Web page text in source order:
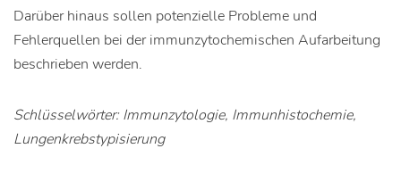
Darüber hinaus sollen potenzielle Probleme und
Fehlerquellen bei der immunzytochemischen Aufarbeitung
beschrieben werden.
Schlüsselwörter: Immunzytologie, Immunhistochemie,
Lungenkrebstypisierung